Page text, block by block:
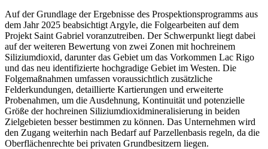
Auf der Grundlage der Ergebnisse des Prospektionsprogramms aus
dem Jahr 2025 beabsichtigt Argyle, die Folgearbeiten auf dem
Projekt Saint Gabriel voranzutreiben. Der Schwerpunkt liegt dabei
auf der weiteren Bewertung von zwei Zonen mit hochreinem
Siliziumdioxid, darunter das Gebiet um das Vorkommen Lac Rigo
und das neu identifizierte hochgradige Gebiet im Westen. Die
Folgemaßnahmen umfassen voraussichtlich zusätzliche
Felderkundungen, detaillierte Kartierungen und erweiterte
Probenahmen, um die Ausdehnung, Kontinuität und potenzielle
Größe der hochreinen Siliziumdioxidmineralisierung in beiden
Zielgebieten besser bestimmen zu können. Das Unternehmen wird
den Zugang weiterhin nach Bedarf auf Parzellenbasis regeln, da die
Oberflächenrechte bei privaten Grundbesitzern liegen.